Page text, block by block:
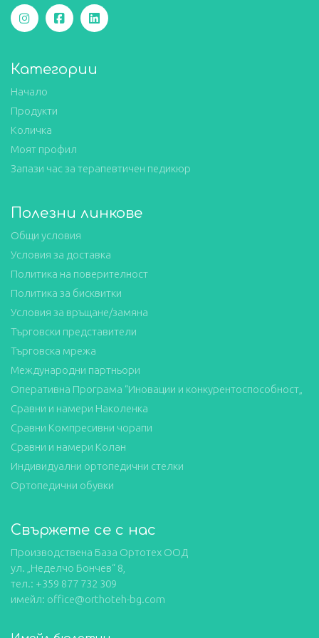
Категории
Начало
Продукти
Количка
Моят профил
Запази час за терапевтичен педикюр
Полезни линкове
Общи условия
Условия за доставка
Политика на поверителност
Политика за бисквитки
Условия за връщане/замяна
Търговски представители
Търговска мрежа
Международни партньори
Оперативна Програма “Иновации и конкурентоспособност„
Сравни и намери Наколенка
Сравни Компресивни чорапи
Сравни и намери Колан
Индивидуални ортопедични стелки
Ортопедични обувки
Свържете се с нас
Производствена База Ортотех ООД
ул. „Неделчо Бончев“ 8,
тел.: +359 877 732 309
имейл: office@orthoteh-bg.com